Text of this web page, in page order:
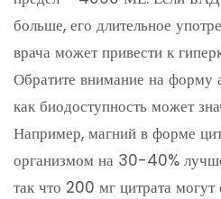
больше, его длительное
врача может привести к
Обратите внимание на форму
как биодоступность может
Например, магний в форме
организмом на 30-40%
так что 200 мг цитрата могут